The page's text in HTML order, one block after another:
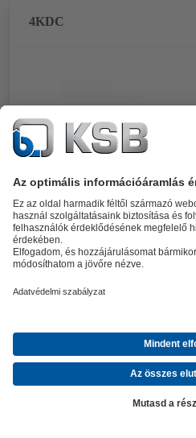
4KDC
Dokumentumok
KWP szivattyúsorozathoz. Kettős
patronos tömítés, helyhez kötött